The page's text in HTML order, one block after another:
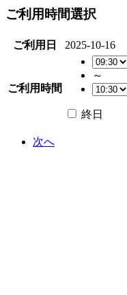
ご利用時間選択
ご利用日 2025-10-16
ご利用時間
～
終日
次へ